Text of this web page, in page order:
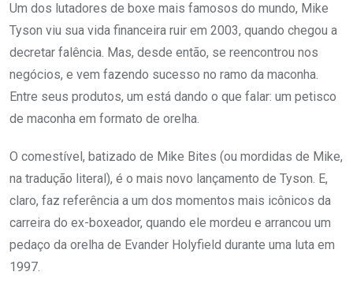
Um dos lutadores de boxe mais famosos do mundo, Mike
Tyson viu sua vida financeira ruir em 2003, quando chegou a
decretar falência. Mas, desde então, se reencontrou nos
negócios, e vem fazendo sucesso no ramo da maconha.
Entre seus produtos, um está dando o que falar: um petisco
de maconha em formato de orelha.
O comestível, batizado de Mike Bites (ou mordidas de Mike,
na tradução literal), é o mais novo lançamento de Tyson. E,
claro, faz referência a um dos momentos mais icônicos da
carreira do ex-boxeador, quando ele mordeu e arrancou um
pedaço da orelha de Evander Holyfield durante uma luta em
1997.